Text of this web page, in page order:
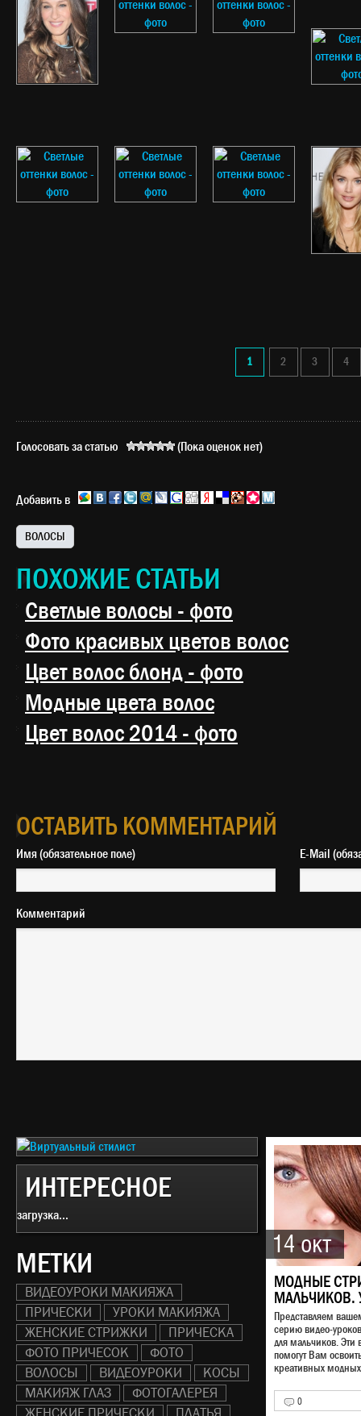
1 2 3 4
Голосовать за статью (Пока оценок нет)
Добавить в
ВОЛОСЫ
ПОХОЖИЕ СТАТЬИ
Светлые волосы - фото
Фото красивых цветов волос
Цвет волос блонд - фото
Модные цвета волос
Цвет волос 2014 - фото
ОСТАВИТЬ КОММЕНТАРИЙ
Имя (обязательное поле) E-Mail
Комментарий
ИНТЕРЕСНОЕ
загрузка...
МЕТКИ
ВИДЕОУРОКИ МАКИЯЖА
ПРИЧЕСКИ
УРОКИ МАКИЯЖА
ЖЕНСКИЕ СТРИЖКИ
ПРИЧЕСКА
ФОТО ПРИЧЕСОК
ФОТО
ВОЛОСЫ
ВИДЕОУРОКИ
КОСЫ
МАКИЯЖ ГЛАЗ
ФОТОГАЛЕРЕЯ
14 окт
МОДНЫЕ
МАЛЬЧИКОВ.
Представляем
серию видео-
для мальчиков. Эти
помогут Вам
креативных
0